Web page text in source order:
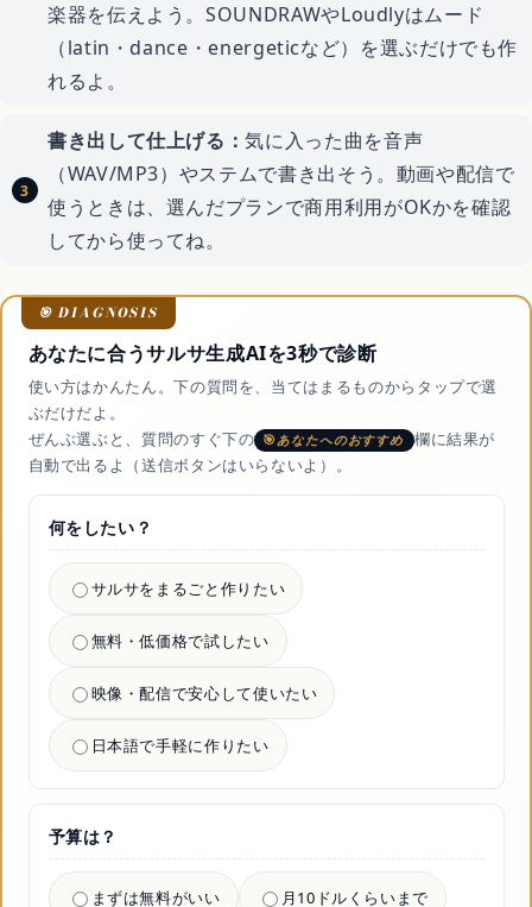
楽器を伝えよう。SOUNDRAWやLoudlyはムード
（latin・dance・energeticなど）を選ぶだけでも作
れるよ。
書き出して仕上げる：気に入った曲を音声
（WAV/MP3）やステムで書き出そう。動画や配信で
使うときは、選んだプランで商用利用がOKかを確認
してから使ってね。
あなたに合うサルサ生成AIを3秒で診断
使い方はかんたん。下の質問を、当てはまるものからタップで選
ぶだけだよ。
ぜんぶ選ぶと、質問のすぐ下の
あなたへのおすすめ
欄に結果が
自動で出るよ（送信ボタンはいらないよ）。
何をしたい？
サルサをまるごと作りたい
無料・低価格で試したい
映像・配信で安心して使いたい
日本語で手軽に作りたい
予算は？
まずは無料がいい 月10ドルくらいまで